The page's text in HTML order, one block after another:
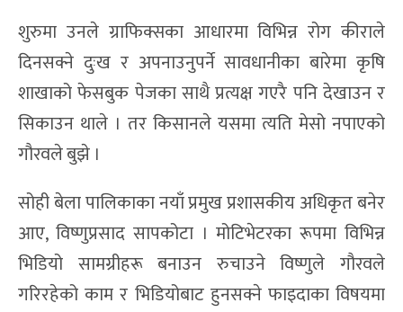
शुरुमा उनले ग्राफिक्सका आधारमा विभिन्न रोग कीराले
दिनसक्ने दुःख र अपनाउनुपर्ने सावधानीका बारेमा कृषि
शाखाको फेसबुक पेजका साथै प्रत्यक्ष गएरै पनि देखाउन र
सिकाउन थाले । तर किसानले यसमा त्यति मेसो नपाएको
गौरवले बुझे ।
सोही बेला पालिकाका नयाँ प्रमुख प्रशासकीय अधिकृत बनेर
आए, विष्णुप्रसाद सापकोटा । मोटिभेटरका रूपमा विभिन्न
भिडियो सामग्रीहरू बनाउन रुचाउने विष्णुले गौरवले
गरिरहेको काम र भिडियोबाट हुनसक्ने फाइदाका विषयमा